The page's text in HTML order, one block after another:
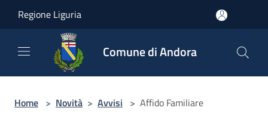
Regione Liguria
Comune di Andora
Home > Novità > Avvisi > Affido Familiare